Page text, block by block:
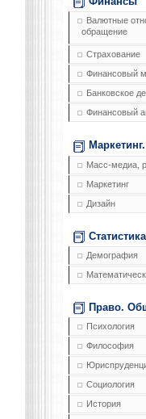
Валютные
обращение
Страхование
Финансовый
Банковское
Финансовый
Масс-медиа,
Маркетинг
Дизайн
Статистика
Демография
Право.
Психология
Философия
Социология
История